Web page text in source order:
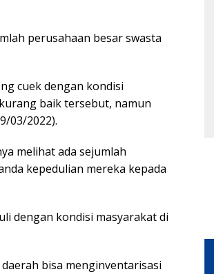
perusahaan besar swasta
cuek dengan kondisi
baik tersebut, namun
03/2022).
melihat ada sejumlah
kepedulian mereka kepada
dengan kondisi masyarakat di
bisa menginventarisasi